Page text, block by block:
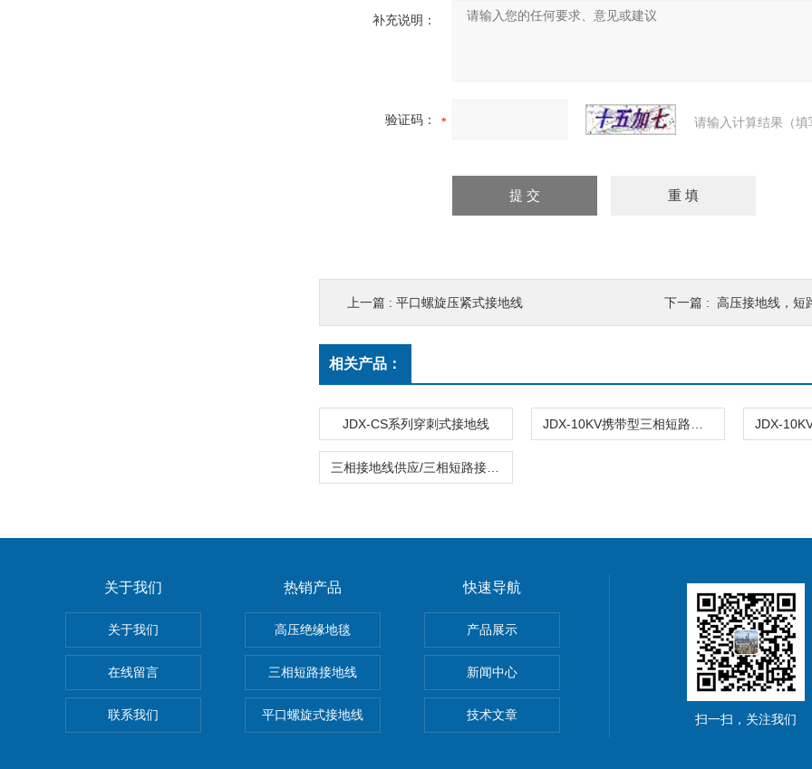
补充说明：
验证码： 请输入计算结果（
上一篇 : 平口螺旋压紧式接地线 下一篇 : 高压接地线，短
相关产品：
JDX-CS系列穿刺式接地线
关于我们
关于我们
在线留言
联系我们
热销产品
高压绝缘地毯
三相短路接地线
平口螺旋式接地线
快速导航
产品展示
新闻中心
技术文章 扫一扫，关注我们